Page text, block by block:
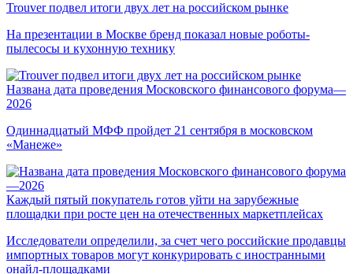
Trouver подвел итоги двух лет на российском рынке
На презентации в Москве бренд показал новые роботы-
пылесосы и кухонную технику
Названа дата проведения Московского финансового форума—
2026
Одиннадцатый МФФ пройдет 21 сентября в московском
«Манеже»
Каждый пятый покупатель готов уйти на зарубежные
площадки при росте цен на отечественных маркетплейсах
Исследователи определили, за счет чего российские продавцы
импортных товаров могут конкурировать с иностранными
онайл-площадками